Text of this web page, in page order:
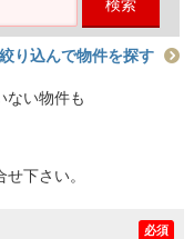
検索
絞り込んで物件を探す
ない物件も
下さい。
必須